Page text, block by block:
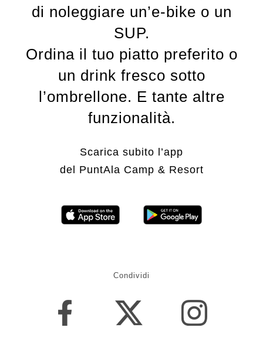
di noleggiare un’e-bike o un
SUP.
Ordina il tuo piatto preferito o
un drink fresco sotto
l’ombrellone. E tante altre
funzionalità.
Scarica subito l’app
del PuntAla Camp & Resort
Condividi